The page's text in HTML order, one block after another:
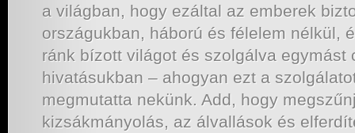
a világban, hogy ezáltal az emberek
országukban, háború és félelem nélkül,
ránk bízott világot és szolgálva egymást
hivatásukban – ahogyan ezt a
megmutatta nekünk. Add, hogy
kizsákmányolás, az álvallások és